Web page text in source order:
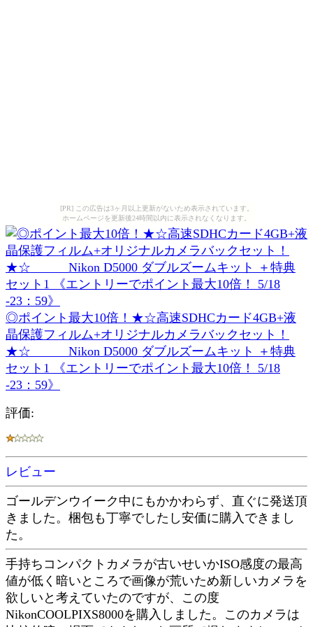
[PR] この広告は3ヶ月以上更新がないため表示されています。
ホームページを更新後24時間以内に表示されなくなります。
◎ポイント最大10倍！★☆高速SDHCカード4GB+液
晶保護フィルム+オリジナルカメラバックセット！
★☆ Nikon D5000 ダブルズームキット ＋特典
セット1 《エントリーでポイント最大10倍！ 5/18
-23：59》
評価:
レビュー
ゴールデンウイーク中にもかかわらず、直ぐに発送頂
きました。梱包も丁寧でしたし安価に購入できまし
た。
手持ちコンパクトカメラが古いせいかISO感度の最高
値が低く暗いところで画像が荒いため新しいカメラを
欲しいと考えていたのですが、この度
NikonCOOLPIXS8000を購入しました。このカメラは